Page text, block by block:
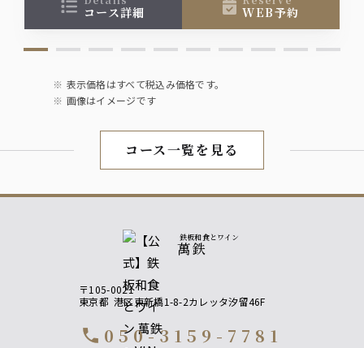
山崎梅酒
日本酒
オレンジジュース/グレープフルーツジュース／ペ
プシコーラ／ジンジャーエール／烏龍茶
ノンアルコールビールテイスト飲料オールフリー
コース詳細 WEB予約
表示価格はすべて税込み価格です。
画像はイメージです
コース一覧を見る
鉄板和食とワイン
萬鉄
〒105-0021
東京都 港区東新橋1-8-2カレッタ汐留46F
call 050-3159-7781